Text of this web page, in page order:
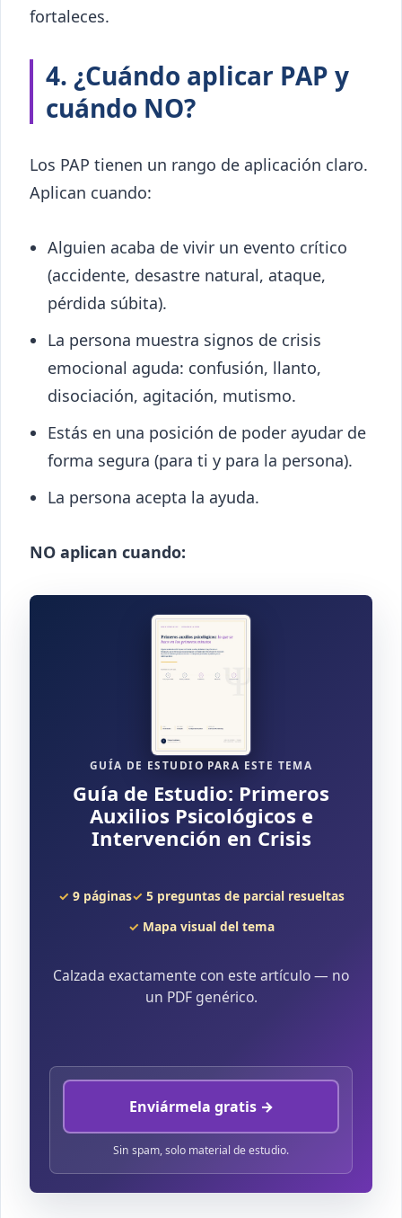
fortaleces.
4. ¿Cuándo aplicar PAP y
cuándo NO?
Los PAP tienen un rango de aplicación claro.
Aplican cuando:
Alguien acaba de vivir un evento crítico
(accidente, desastre natural, ataque,
pérdida súbita).
La persona muestra signos de crisis
emocional aguda: confusión, llanto,
disociación, agitación, mutismo.
Estás en una posición de poder ayudar de
forma segura (para ti y para la persona).
La persona acepta la ayuda.
NO aplican cuando:
GUÍA DE ESTUDIO PARA ESTE TEMA
Guía de Estudio: Primeros
Auxilios Psicológicos e
Intervención en Crisis
9 páginas
5 preguntas de parcial resueltas
Mapa visual del tema
Calzada exactamente con este artículo — no
un PDF genérico.
Enviármela gratis →
Sin spam, solo material de estudio.